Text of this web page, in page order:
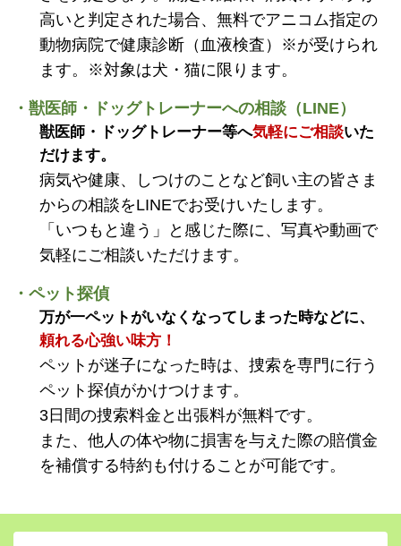
高いと判定された場合、無料でアニコム指定の
動物病院で健康診断（血液検査）※が受けられ
ます。※対象は犬・猫に限ります。
・獣医師・ドッグトレーナーへの相談（LINE）
獣医師・ドッグトレーナー等へ気軽にご相談いた
だけます。
病気や健康、しつけのことなど飼い主の皆さま
からの相談をLINEでお受けいたします。
「いつもと違う」と感じた際に、写真や動画で
気軽にご相談いただけます。
・ペット探偵
万が一ペットがいなくなってしまった時などに、
頼れる心強い味方！
ペットが迷子になった時は、捜索を専門に行う
ペット探偵がかけつけます。
3日間の捜索料金と出張料が無料です。
また、他人の体や物に損害を与えた際の賠償金
を補償する特約も付けることが可能です。